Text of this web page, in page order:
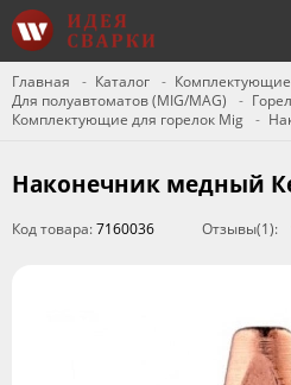
Главная Каталог
Для полуавтоматов (MIG/MAG)
Комплектующие для горелок Mig
Наконечник медный
Код товара:7160036 Отзывы(1):